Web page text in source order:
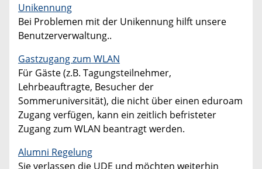
Unikennung
Bei Problemen mit der Unikennung hilft unsere
Benutzerverwaltung..
Gastzugang zum WLAN
Für Gäste (z.B. Tagungsteilnehmer,
Lehrbeauftragte, Besucher der
Sommeruniversität), die nicht über einen eduroam
Zugang verfügen, kann ein zeitlich befristeter
Zugang zum WLAN beantragt werden.
Alumni Regelung
Sie verlassen die UDE und möchten weiterhin